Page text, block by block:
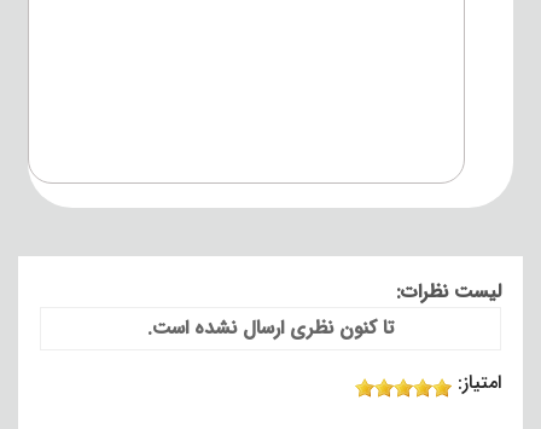
لیست نظرات:
تا کنون نظری ارسال نشده است.
امتیاز: